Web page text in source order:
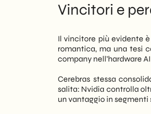
Vincitori e
Il vincitore più evidente
romantica, ma una tesi
company nell’hardware
Cerebras stessa
salita: Nvidia controlla
un vantaggio in